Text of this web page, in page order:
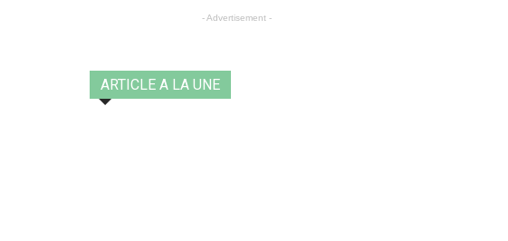
- Advertisement -
ARTICLE A LA UNE